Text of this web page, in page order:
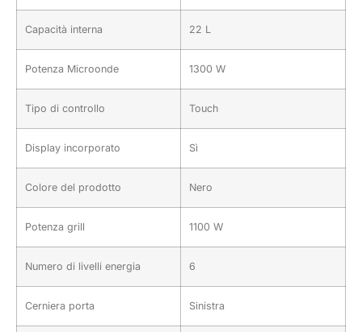
Capacità interna 22 L
Potenza Microonde 1300 W
Tipo di controllo Touch
Display incorporato Sì
Colore del prodotto Nero
Potenza grill 1100 W
Numero di livelli energia 6
Cerniera porta Sinistra